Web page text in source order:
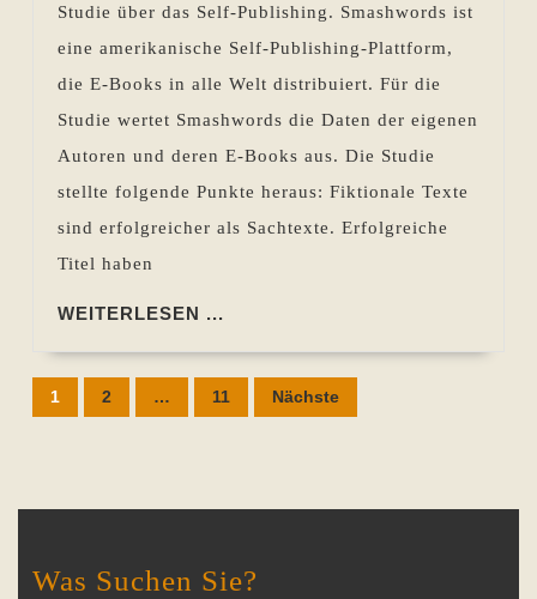
–
Studie
2016
Studie über das Self-Publishing. Smashwords ist
eine amerikanische Self-Publishing-Plattform,
die E-Books in alle Welt distribuiert. Für die
Studie wertet Smashwords die Daten der eigenen
Autoren und deren E-Books aus. Die Studie
stellte folgende Punkte heraus: Fiktionale Texte
sind erfolgreicher als Sachtexte. Erfolgreiche
Titel haben
WEITERLESEN ...
Seitennummerierung
der
1 2 … 11 Nächste
Was Suchen Sie?